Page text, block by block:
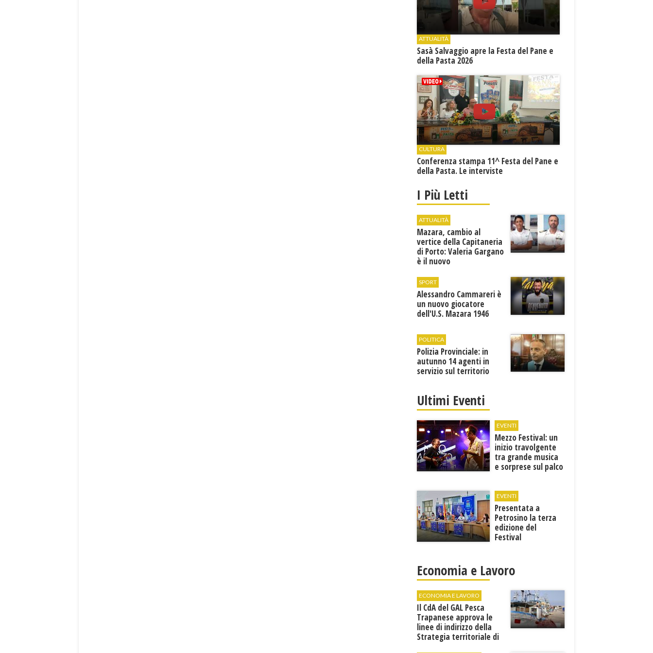
ATTUALITÀ
Sasà Salvaggio apre la Festa del Pane e
della Pasta 2026
CULTURA
Conferenza stampa 11^ Festa del Pane e
della Pasta. Le interviste
I Più Letti
ATTUALITÀ
Mazara, cambio al
vertice della Capitaneria
di Porto: Valeria Gargano
è il nuovo
SPORT
Alessandro Cammareri è
un nuovo giocatore
dell'U.S. Mazara 1946
POLITICA
Polizia Provinciale: in
autunno 14 agenti in
servizio sul territorio
Ultimi Eventi
EVENTI
Mezzo Festival: un
inizio travolgente
tra grande musica
e sorprese sul palco
EVENTI
Presentata a
Petrosino la terza
edizione del
Festival
"Voci dal
Mediterraneo"
Economia e Lavoro
ECONOMIA E LAVORO
Il CdA del GAL Pesca
Trapanese approva le
linee di indirizzo della
Strategia territoriale di